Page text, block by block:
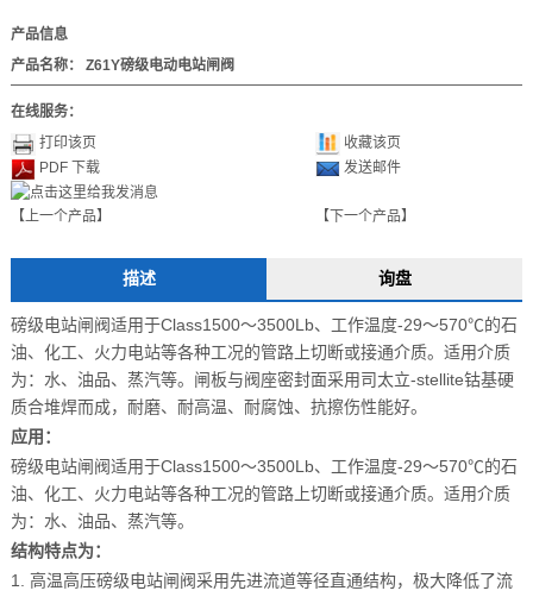
产品信息
产品名称：
Z61Y磅级电动电站闸阀
在线服务：
打印该页
收藏该页
PDF 下载
发送邮件
【上一个产品】 【下一个产品】
描述 询盘
磅级电站闸阀适用于Class1500～3500Lb、工作温度-29～570℃的石
油、化工、火力电站等各种工况的管路上切断或接通介质。适用介质
为：水、油品、蒸汽等。闸板与阀座密封面采用司太立-stellite钴基硬
质合堆焊而成，耐磨、耐高温、耐腐蚀、抗擦伤性能好。
应用：
磅级电站闸阀适用于Class1500～3500Lb、工作温度-29～570℃的石
油、化工、火力电站等各种工况的管路上切断或接通介质。适用介质
为：水、油品、蒸汽等。
结构特点为：
1. 高温高压磅级电站闸阀采用先进流道等径直通结构，极大降低了流